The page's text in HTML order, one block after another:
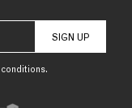
SIGN UP
conditions.